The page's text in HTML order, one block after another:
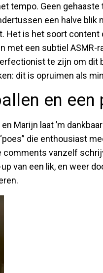
tempo. Geen
een halve blik
Het is het soort
met een subtiel ASMR-
te zijn om dit
dit is opruimen als
en een
Marijn laat ’m
die enthousiast
comments vanzelf
van een lik, en weer